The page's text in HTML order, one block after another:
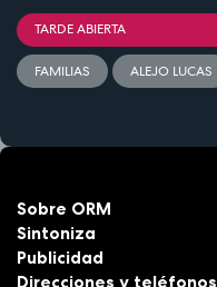
TARDE ABIERTA
FAMILIAS ALEJO LUCAS
Sobre ORM
Sintoniza
Publicidad
Direcciones y teléfonos